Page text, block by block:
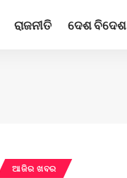
ରାଜନୀତି ଦେଶ ବିଦେଶ
ଆଜିର ଖବର